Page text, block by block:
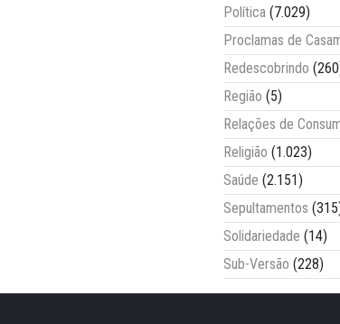
Política (7.029)
Proclamas de
Redescobrindo
Região (5)
Relações de
Religião (1.023)
Saúde (2.151)
Sepultamentos
Solidariedade (14)
Sub-Versão (228)